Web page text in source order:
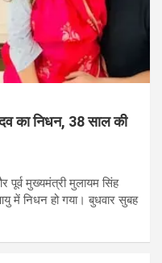
का निधन, 38 साल की
मुख्यमंत्री मुलायम सिंह
में निधन हो गया। बुधवार सुबह